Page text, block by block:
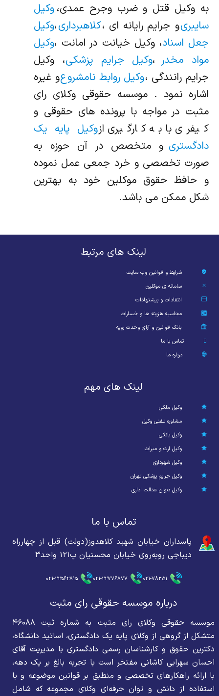
به وکیل قتل و ضرب وجرح عمدی،وکیل
سایبریو جرایم رایانه ای ،کلاهبرداری،وکیل
جعل اسناد، وکیل خیانت در امانت ،وکیل
مواد مخدر ،وکیل جرایم پزشکی، وکیل
جرایم رانندگی ،وکیل روابط نامشروعو غیره
اشاره نمود . موسسه حقوقی وکلای رای
مثبت در مواجه با پرونده های حقوقی و
کیفری با به کارگیری ازوکیل پایه یک
دادگستری و متخصص در آن حوزه به
صورت تخصصی و خرد جمعی عمل نموده
و حافظ حقوق موکلین خود به بهترین
شکل ممکن می باشد.
لینک های مرتبط
شرایط و قوانین وب سایت
سامانه ی موکلین
انتقادات و پیشنهادات
محاسبه هزینه ها و خسارات
بانک قوانین و آرای وحدت رویه
تماس با ما
درباره ما
لینک های مهم
وکیل ملکی
مشاوره تلفنی وکیل
وکیل بانکی
وکیل ارث و میراث
وکیل شهرداری
وکیل جرایم پزشکی تهران
وکیل دیوان عدالت اداری
تماس با ما
پاسداران خیابان شهید کلاهدوز(دولت) قبل از چهارراه
دیباجی روبه‌روی خیابان محسنیان پ۱۲۱ واحد۳
021-78351
021-22776877
021-22562815
درباره موسسه حقوقی رای مثبت
موسسه حقوقی وکلای رای مثبت به شماره ثبت ۴۶۰۸۸
متشکل از گروهی از وکلای پایه یک دادگستری، اساتید دانشگاه،
دکترین حقوق و کارشناسان رسمی دادگستری با مدیریت آقای
احسان سهرابی کاشانی مفتخر است با تجربه بالغ بر یک دهه،
با ارائه راهکارهای تخصصی و منطبق بر قوانین موضوعه و با
استفاده از دانش و توان حرفه‌ای وکلای مجموعه که شامل